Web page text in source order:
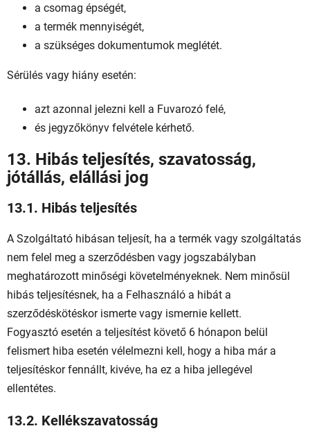
a csomag épségét,
a termék mennyiségét,
a szükséges dokumentumok meglétét.
Sérülés vagy hiány esetén:
azt azonnal jelezni kell a Fuvarozó felé,
és jegyzőkönyv felvétele kérhető.
13. Hibás teljesítés, szavatosság,
jótállás, elállási jog
13.1. Hibás teljesítés
A Szolgáltató hibásan teljesít, ha a termék vagy szolgáltatás
nem felel meg a szerződésben vagy jogszabályban
meghatározott minőségi követelményeknek. Nem minősül
hibás teljesítésnek, ha a Felhasználó a hibát a
szerződéskötéskor ismerte vagy ismernie kellett.
Fogyasztó esetén a teljesítést követő 6 hónapon belül
felismert hiba esetén vélelmezni kell, hogy a hiba már a
teljesítéskor fennállt, kivéve, ha ez a hiba jellegével
ellentétes.
13.2. Kellékszavatosság